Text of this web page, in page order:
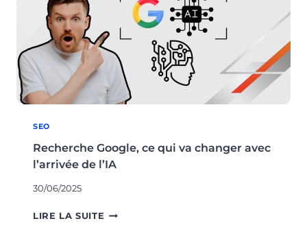
SEO
Recherche Google, ce qui va changer avec
l’arrivée de l’IA
30/06/2025
LIRE LA SUITE RECHERCHE